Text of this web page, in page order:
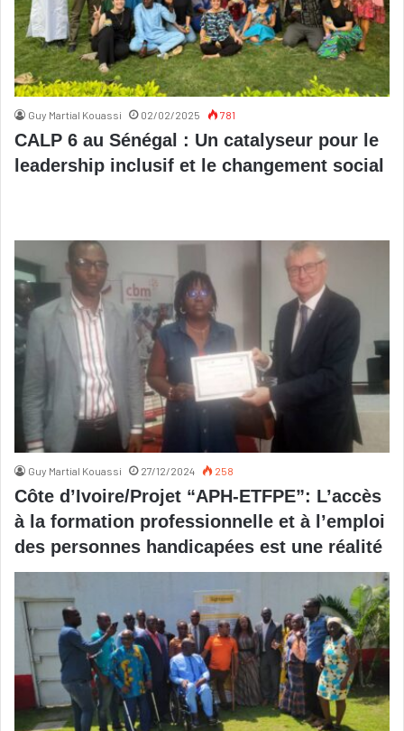
Guy Martial Kouassi 02/02/2025 781
CALP 6 au Sénégal : Un catalyseur pour le
leadership inclusif et le changement social
Guy Martial Kouassi 27/12/2024 258
Côte d’Ivoire/Projet “APH-ETFPE”: L’accès
à la formation professionnelle et à l’emploi
des personnes handicapées est une réalité